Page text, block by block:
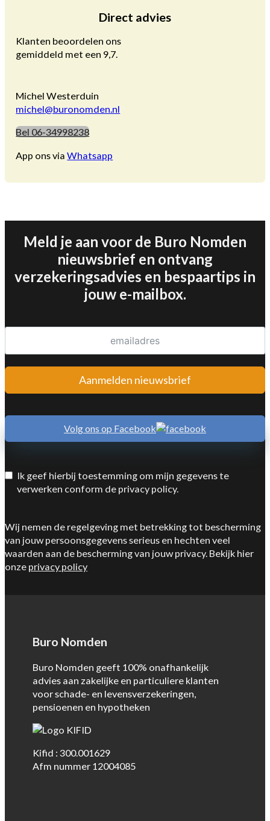
Direct advies
Klanten beoordelen ons
gemiddeld met een 9,7.
Michel Westerduin
michel@buronomden.nl
Bel 06-34998238
App ons viaWhatsapp
Meld je aan voor de Buro Nomden
nieuwsbrief en ontvang
verzekeringsadvies en bespaartips in
jouw e-mailbox.
Aanmelden nieuwsbrief
Volg ons op Facebook
Ik geef hierbij toestemming om mijn gegevens te
verwerken conform de privacy policy.
Wij nemen de regelgeving met betrekking tot bescherming
van jouw persoonsgegevens serieus en hechten veel
waarden aan de bescherming van jouw privacy. Bekijk hier
onze privacy policy
Buro Nomden
Buro Nomden geeft 100% onafhankelijk
advies aan zakelijke en particuliere klanten
voor schade- en levensverzekeringen,
pensioenen en hypotheken
Kifid : 300.001629
Afm nummer 12004085